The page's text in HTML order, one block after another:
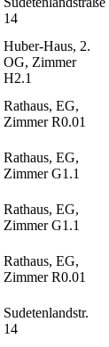
14
Huber-Haus, 2.
OG, Zimmer
H2.1
Rathaus, EG,
Zimmer R0.01
Rathaus, EG,
Zimmer G1.1
Rathaus, EG,
Zimmer G1.1
Rathaus, EG,
Zimmer R0.01
Sudetenlandstr.
14